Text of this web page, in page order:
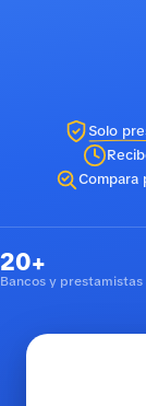
Solo
20+
Bancos y prestamistas